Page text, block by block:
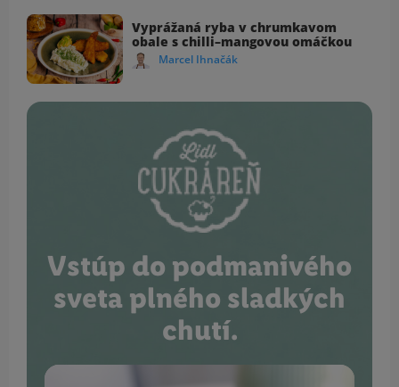
Vyprážaná ryba v chrumkavom
obale s chilli–mangovou omáčkou
Marcel Ihnačák
Vstúp do podmanivého
sveta plného sladkých
chutí.